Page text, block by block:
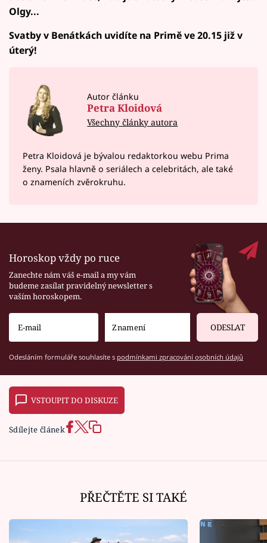
Olgy...
Svatby v Benátkách uvidíte na Primě ve 20.15 již v
úterý!
Autor článku
Petra Kloidová
Všechny články autora
Petra Kloidová je bývalou redaktorkou webu Prima
ženy. Psala hlavně o seriálech a celebritách, ale také
o znameních zvěrokruhu.
Horoskop vždy po ruce
Zanechte nám váš e-mail a my vám
budeme zasílat pravidelný newsletter s
vaším horoskopem.
ODESLAT
Odesláním formuláře souhlasíte s podmínkami zpracování osobních údajů
VSTOUPIT DO DISKUZE
Sdílejte článek
PŘEČTĚTE SI TAKÉ